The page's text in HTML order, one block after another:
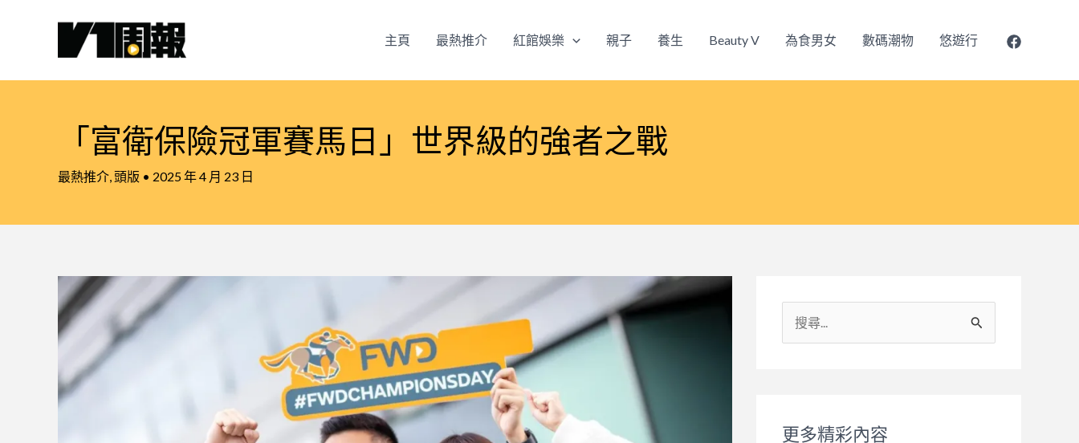
主頁 最熱推介 紅館娛樂 親子 養生 Beauty V 為食男女 數碼潮物 悠遊行
「富衛保險冠軍賽馬日」世界級的強者之戰
最熱推介 頭版 • 2025 年 4 月 23 日
尋
更多精彩內容